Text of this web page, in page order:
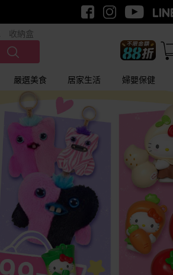
收納盒
嚴選美食 居家生活 婦嬰保健